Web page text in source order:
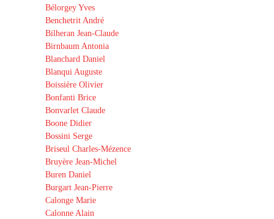
Bélorgey Yves
Benchetrit André
Bilheran Jean-Claude
Birnbaum Antonia
Blanchard Daniel
Blanqui Auguste
Boissière Olivier
Bonfanti Brice
Bonvarlet Claude
Boone Didier
Bossini Serge
Briseul Charles-Mézence
Bruyère Jean-Michel
Buren Daniel
Burgart Jean-Pierre
Calonge Marie
Calonne Alain